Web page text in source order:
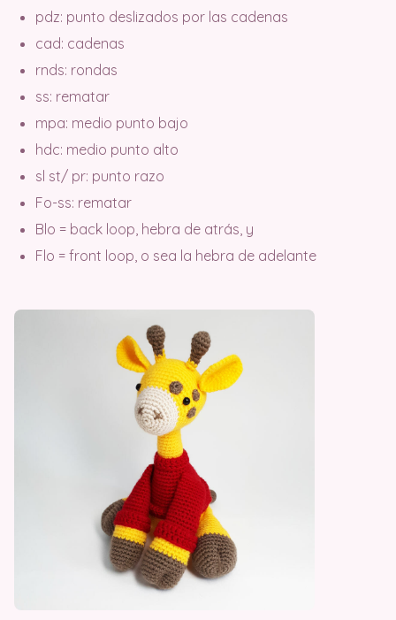
pdz: punto deslizados por las cadenas
cad: cadenas
rnds: rondas
ss: rematar
mpa: medio punto bajo
hdc: medio punto alto
sl st/ pr: punto razo
Fo-ss: rematar
Blo = back loop, hebra de atrás, y
Flo = front loop, o sea la hebra de adelante